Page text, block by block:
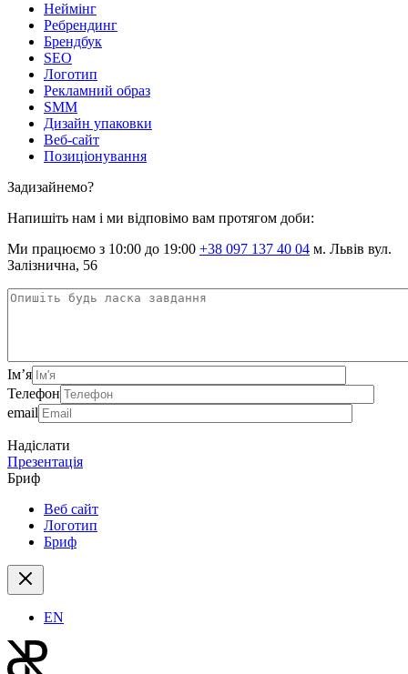
Неймінг
Ребрендинг
Брендбук
SEO
Логотип
Рекламний образ
SMM
Дизайн упаковки
Веб-сайт
Позиціонування
Задизайнемо?
Напишіть нам і ми відповімо вам протягом доби:
Ми працюємо з 10:00 до 19:00 +38 097 137 40 04 м. Львів вул.
Залізнична, 56
Ім’я
Телефон
email
Надіслати
Презентація
Бриф
Веб сайт
Логотип
Бриф
EN